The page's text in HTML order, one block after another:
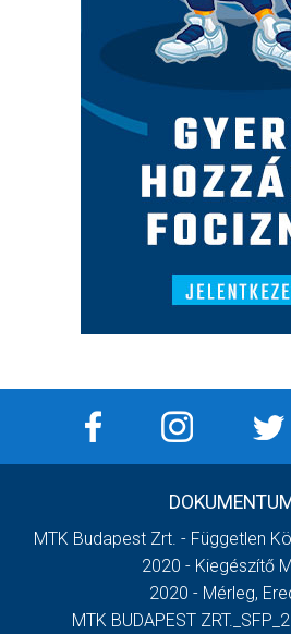
MTK Budapest Zrt. - Független
2020 - Kiegészítő
2020 - Mérleg,
MTK BUDAPEST